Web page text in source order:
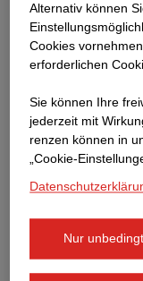
Tagesgeschäft.
die nach
fordern wir zudem
Beteiligten auf
Eine
unserer eigenen
unserer
Baustellen
Alternativ können
Cookies
erforderlichen
Sie können Ihre
jederzeit mit
renzen können in
„Cookie-
Nur